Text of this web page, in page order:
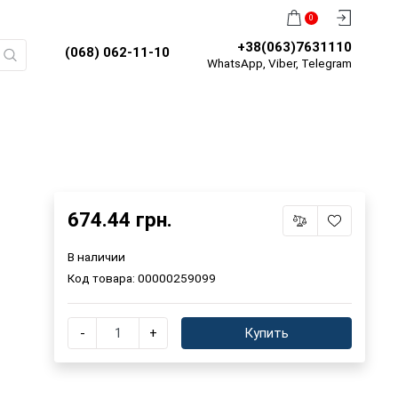
(068) 062-11-10
0
+38(063)7631110
WhatsApp, Viber, Telegram
674.44 грн.
В наличии
Код товара: 00000259099
- + Купить